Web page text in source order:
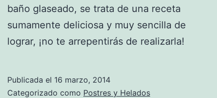
baño glaseado, se trata de una receta
sumamente deliciosa y muy sencilla de
lograr, ¡no te arrepentirás de realizarla!
Publicada el 16 marzo, 2014
Categorizado como Postres y Helados